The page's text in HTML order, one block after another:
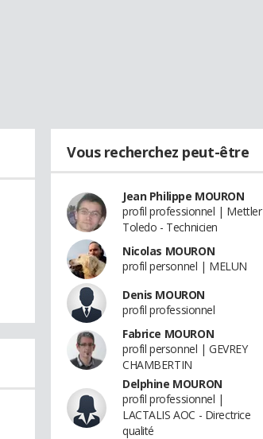
Vous recherchez peut-être
Jean Philippe MOURON
profil professionnel | Mettler
Toledo - Technicien
Nicolas MOURON
profil personnel | MELUN
Denis MOURON
profil professionnel
Fabrice MOURON
profil personnel | GEVREY
CHAMBERTIN
Delphine MOURON
profil professionnel |
LACTALIS AOC - Directrice
qualité